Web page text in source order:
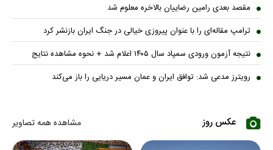
مقصد بعدی رامین رضاییان بالاخره معلوم شد
ترامپ مقاله‌ای را با عنوان پیروزی خیالی در جنگ ایران بازنشر کرد
نتیجه آزمون ورودی سمپاد سال ۱۴۰۵ اعلام شد + نحوه مشاهده نتایج
رویترز مدعی شد: توافق ایران و عمان مسیر دریایی را باز می‌کند
عکس روز مشاهده همه تصاویر